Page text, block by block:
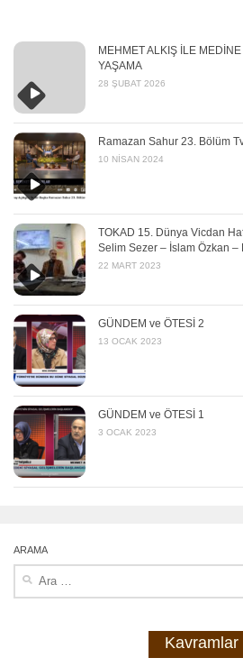
MEHMET ALKIŞ İLE
YAŞAMA
28 ŞUBAT 2026
Ramazan Sahur 23. Bölüm
10 NISAN 2024
TOKAD 15. Dünya Vicdan
Selim Sezer – İslam Özkan –
22 MART 2023
GÜNDEM ve ÖTESİ 2
13 OCAK 2023
GÜNDEM ve ÖTESİ 1
3 OCAK 2023
ARAMA
Kavramlar